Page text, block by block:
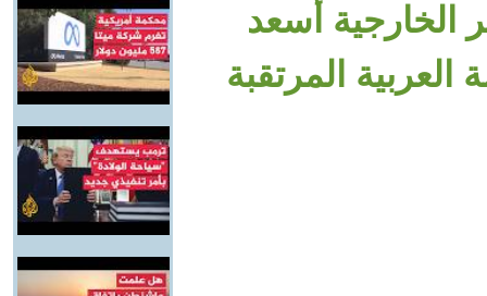
الخارجية أسعد
المرتقبة